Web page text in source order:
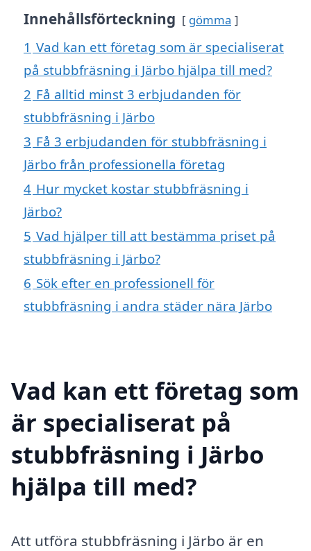
Innehållsförteckning gömma
1 Vad kan ett företag som är specialiserat
på stubbfräsning i Järbo hjälpa till med?
2 Få alltid minst 3 erbjudanden för
stubbfräsning i Järbo
3 Få 3 erbjudanden för stubbfräsning i
Järbo från professionella företag
4 Hur mycket kostar stubbfräsning i
Järbo?
5 Vad hjälper till att bestämma priset på
stubbfräsning i Järbo?
6 Sök efter en professionell för
stubbfräsning i andra städer nära Järbo
Vad kan ett företag som
är specialiserat på
stubbfräsning i Järbo
hjälpa till med?
Att utföra stubbfräsning i Järbo är en